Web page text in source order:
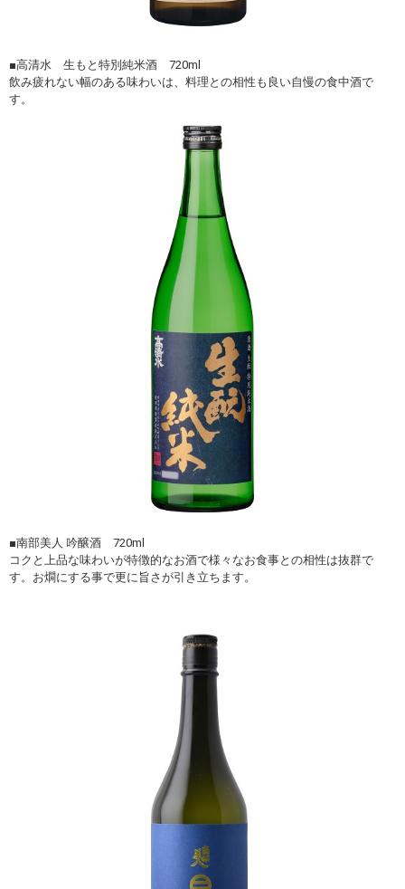
■高清水 生もと特別純米酒 720ml
飲み疲れない幅のある味わいは、料理との相性も良い自慢の食中酒で
す。
■南部美人 吟醸酒 720ml
コクと上品な味わいが特徴的なお酒で様々なお食事との相性は抜群で
す。お燗にする事で更に旨さが引き立ちます。